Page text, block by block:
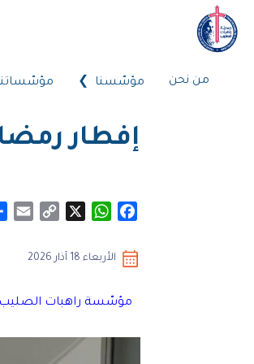
من نحن مؤسّسنا
إفطار
Facebook
WhatsApp
Copy
الأربعاء 18 آذار 2026
مؤسّسة راهبات الصليب